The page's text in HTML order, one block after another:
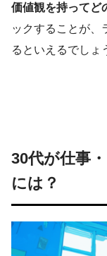
価値観を持ってど
ックすることが、
るといえるでしょ
30代が仕事
には？